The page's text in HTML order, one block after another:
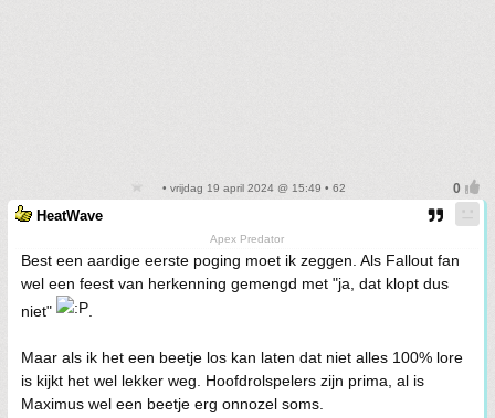
• vrijdag 19 april 2024 @ 15:49 • 62
HeatWave
Apex Predator
Best een aardige eerste poging moet ik zeggen. Als Fallout fan
wel een feest van herkenning gemengd met "ja, dat klopt dus
niet"
Maar als ik het een beetje los kan laten dat niet alles 100% lore
is kijkt het wel lekker weg. Hoofdrolspelers zijn prima, al is
Maximus wel een beetje erg onnozel soms.